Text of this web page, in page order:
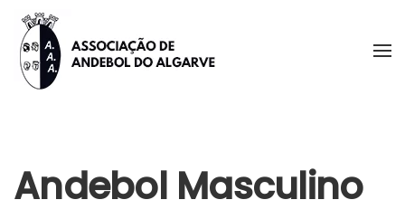
Skip to main content
Andebol Masculino